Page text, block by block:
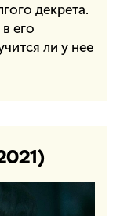
декрета.
его
ли у нее